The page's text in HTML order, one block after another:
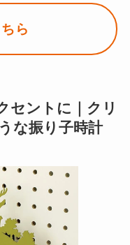
ら
セントに｜クリ
な振り子時計